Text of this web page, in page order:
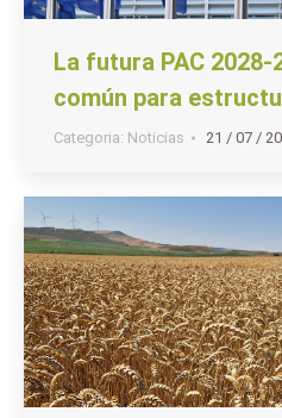
La futura PAC
común para
Categoria: Noticias 21 / 07 /